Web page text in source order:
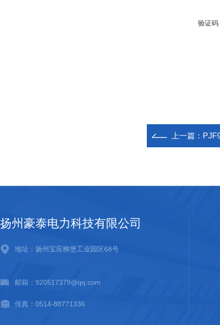
验证码
上一篇：
扬州豪泰电力科技有限公司
地址：扬州宝应柳堡工业园区68号
邮箱：920517379@qq.com
传真：0514-88771336